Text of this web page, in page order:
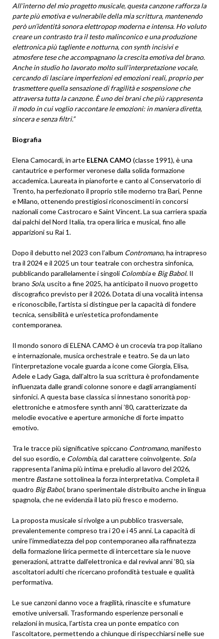
All’interno del mio progetto musicale, questa canzone rafforza la
parte più emotiva e vulnerabile della mia scrittura, mantenendo
però un’identità sonora elettropop moderna e intensa. Ho voluto
creare un contrasto tra il testo malinconico e una produzione
elettronica più tagliente e notturna, con synth incisivi e
atmosfere tese che accompagnano la crescita emotiva del brano.
Anche in studio ho lavorato molto sull’interpretazione vocale,
cercando di lasciare imperfezioni ed emozioni reali, proprio per
trasmettere quella sensazione di fragilità e sospensione che
attraversa tutta la canzone. È uno dei brani che più rappresenta
il modo in cui voglio raccontare le emozioni: in maniera diretta,
sincera e senza filtri.”
Biografia
Elena Camocardi, in arte ELENA CAMO (classe 1991), è una
cantautrice e performer veronese dalla solida formazione
accademica. Laureata in pianoforte e canto al Conservatorio di
Trento, ha perfezionato il proprio stile moderno tra Bari, Penne
e Milano, ottenendo prestigiosi riconoscimenti in concorsi
nazionali come Castrocaro e Saint Vincent. La sua carriera spazia
dai palchi del Nord Italia, tra opera lirica e musical, fino alle
apparizioni su Rai 1.
Dopo il debutto nel 2023 con l’album Contromano, ha intrapreso
tra il 2024 e il 2025 un tour teatrale con orchestra sinfonica,
pubblicando parallelamente i singoli Colombiae Big Babol. Il
brano Sola, uscito a fine 2025, ha anticipato il nuovo progetto
discografico previsto per il 2026. Dotata di una vocalità intensa
e riconoscibile, l’artista si distingue per la capacità di fondere
tecnica, sensibilità e un’estetica profondamente
contemporanea.
Il mondo sonoro di ELENA CAMO è un crocevia tra pop italiano
e internazionale, musica orchestrale e teatro. Se da un lato
l’interpretazione vocale guarda a icone come Giorgia, Elisa,
Adele e Lady Gaga, dall’altro la sua scrittura è profondamente
influenzata dalle grandi colonne sonore e dagli arrangiamenti
sinfonici. A questa base classica si innestano sonorità pop-
elettroniche e atmosfere synth anni ’80, caratterizzate da
melodie evocative e aperture armoniche di forte impatto
emotivo.
Tra le tracce più significative spiccano Contromano, manifesto
del suo esordio, e Colombia, dal carattere coinvolgente. Sola
rappresenta l’anima più intima e preludio al lavoro del 2026,
mentre Bastane sottolinea la forza interpretativa. Completa il
quadro Big Babol, brano sperimentale distribuito anche in lingua
spagnola, che ne evidenzia il lato più fresco e moderno.
La proposta musicale si rivolge a un pubblico trasversale,
prevalentemente compreso tra i 20 e i 45 anni. La capacità di
unire l’immediatezza del pop contemporaneo alla raffinatezza
della formazione lirica permette di intercettare sia le nuove
generazioni, attratte dall’elettronica e dal revival anni ’80, sia
ascoltatori adulti che ricercano profondità testuale e qualità
performativa.
Le sue canzoni danno voce a fragilità, rinascite e sfumature
emotive universali. Trasformando esperienze personali e
relazioni in musica, l’artista crea un ponte empatico con
l’ascoltatore, permettendo a chiunque di rispecchiarsi nelle sue